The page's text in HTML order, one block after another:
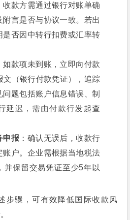
收款方需通过银行对账单确
附言是否与协议一致。若出
是否因中转行扣费或汇率转
如款项未到账，立即向付款
文（银行付款凭证），追踪
题包括账户信息错误、制
延迟，需由付款行发起查
申报 ：确认无误后，收款行
账户。企业需根据当地税法
并保留交易凭证至少5年以
步骤，可有效降低国际收款风